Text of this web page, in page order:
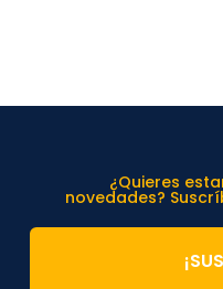
¿Quieres
novedades?